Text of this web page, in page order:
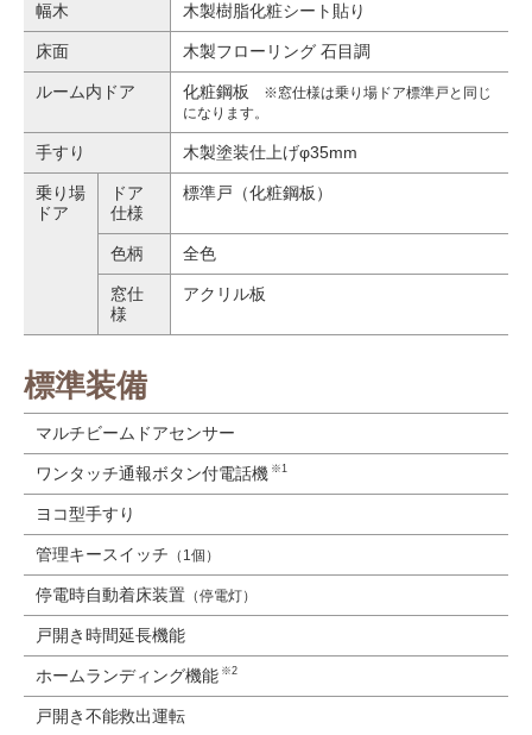
幅木 木製樹脂化粧シート貼り
床面 木製フローリング 石目調
ルーム内ドア 化粧鋼板
※窓仕様は乗り場ドア標準戸と同じ
になります。
手すり 木製塗装仕上げφ35mm
乗り場
ドア
ドア
仕様
標準戸（化粧鋼板）
色柄 全色
窓仕
様
アクリル板
標準装備
マルチビームドアセンサー
ワンタッチ通報ボタン付電話機 ※1
ヨコ型手すり
管理キースイッチ （1個）
停電時自動着床装置 （停電灯）
戸開き時間延長機能
ホームランディング機能 ※2
戸開き不能救出運転